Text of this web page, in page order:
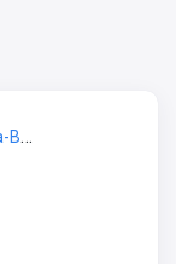
Prefeitura Municipal de Vitória da Conquista-BA - Prefeitura de Vitória da Conquista-BA